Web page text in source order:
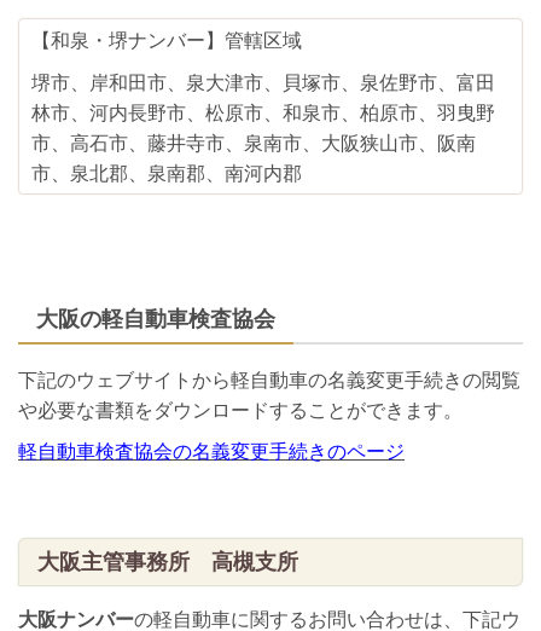
【和泉・堺ナンバー】管轄区域
堺市、岸和田市、泉大津市、貝塚市、泉佐野市、富田
林市、河内長野市、松原市、和泉市、柏原市、羽曳野
市、高石市、藤井寺市、泉南市、大阪狭山市、阪南
市、泉北郡、泉南郡、南河内郡
大阪の軽自動車検査協会
下記のウェブサイトから軽自動車の名義変更手続きの閲覧
や必要な書類をダウンロードすることができます。
軽自動車検査協会の名義変更手続きのページ
大阪主管事務所 高槻支所
大阪ナンバーの軽自動車に関するお問い合わせは、下記ウ